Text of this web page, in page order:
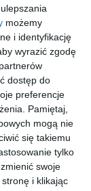
możemy
i identyfikację
wyrazić zgodę
dostęp do
preferencje
Pamiętaj,
mogą nie
się takiemu
tylko
swoje
i klikając
w
z